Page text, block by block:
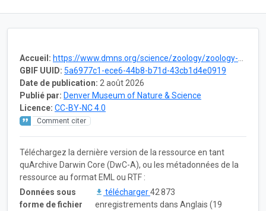
Accueil: https://www.dmns.org/science/zoology/zoology-collections/marine-invertebrates/
GBIF UUID: 5a6977c1-ece6-44b8-b71d-43cb1d4e0919
Date de publication: 2 août 2026
Publié par: Denver Museum of Nature & Science
Licence: CC-BY-NC 4.0
Comment citer
Téléchargez la dernière version de la ressource en tant
quArchive Darwin Core (DwC-A), ou les métadonnées de la
ressource au format EML ou RTF :
Données sous
forme de fichier
télécharger42 873
enregistrements dans Anglais (19